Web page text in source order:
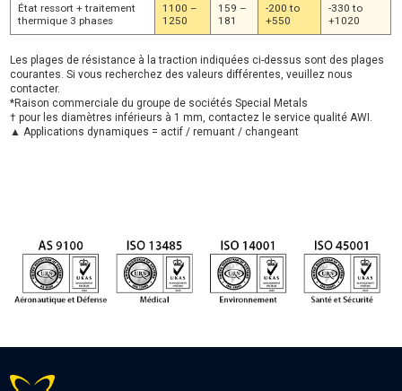
État ressort + traitement
thermique 3 phases
1100 –
1250
159 –
181
-200 to
+550
-330 to
+1020
Les plages de résistance à la traction indiquées ci-dessus sont des plages
courantes. Si vous recherchez des valeurs différentes, veuillez nous
contacter.
*Raison commerciale du groupe de sociétés Special Metals
† pour les diamètres inférieurs à 1 mm, contactez le service qualité AWI.
▲ Applications dynamiques = actif / remuant / changeant